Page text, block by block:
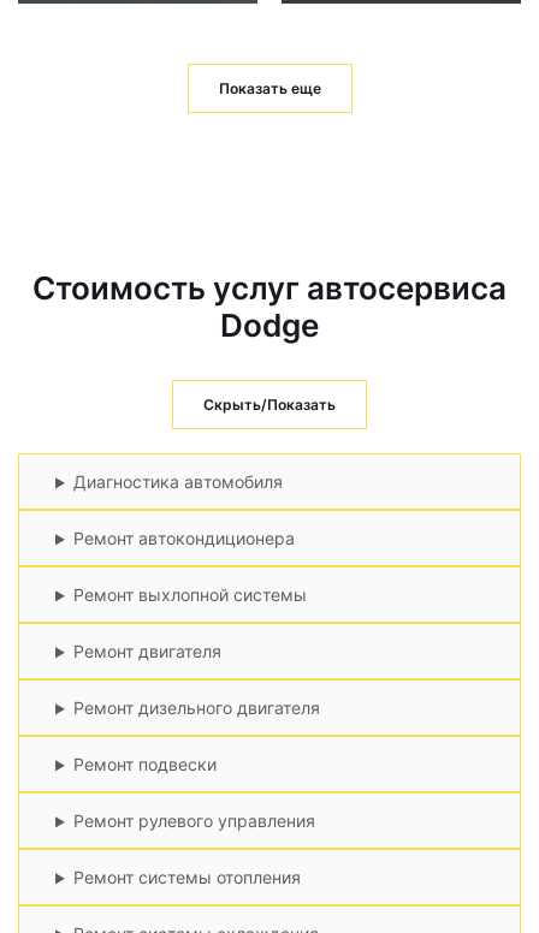
Показать еще
Стоимость услуг автосервиса
Dodge
Скрыть/Показать
Диагностика автомобиля
Ремонт автокондиционера
Ремонт выхлопной системы
Ремонт двигателя
Ремонт дизельного двигателя
Ремонт подвески
Ремонт рулевого управления
Ремонт системы отопления